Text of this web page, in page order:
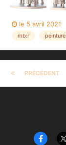
le 5 avril 2021
mb:r peinture
PRÉCÉDENT